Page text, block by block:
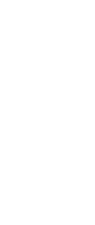
la
metros.
con muy
densidad
en la línea
y la
de
de test
que
de llegada
UWB.
capaz de